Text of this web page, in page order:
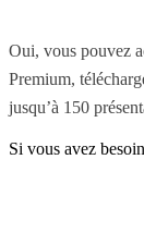
Oui, vous pouvez
Premium,
jusqu’à 150
Si vous avez